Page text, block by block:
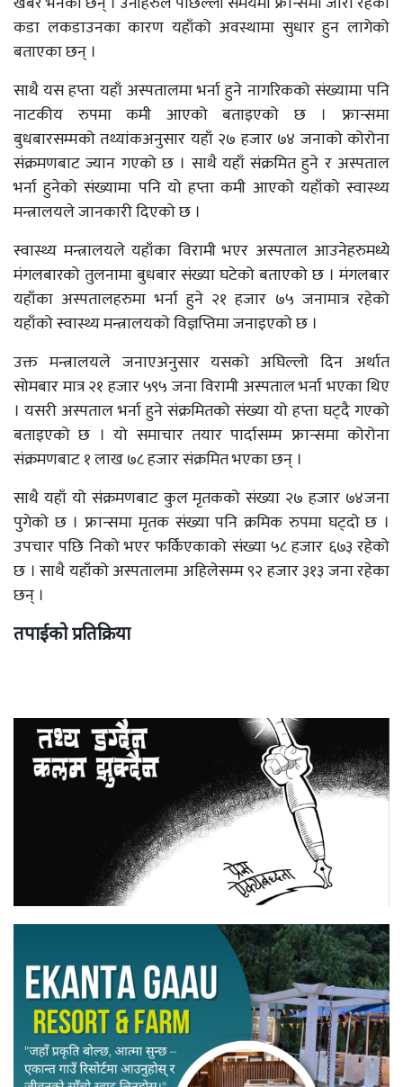
कडा लकडाउनका कारण यहाँको अवस्थामा सुधार हुन लागेको
बताएका छन् ।
साथै यस हप्ता यहाँ अस्पतालमा भर्ना हुने नागरिकको संख्यामा पनि
नाटकीय रुपमा कमी आएको बताइएको छ । फ्रान्समा
बुधबारसम्मको तथ्यांकअनुसार यहाँ २७ हजार ७४ जनाको कोरोना
संक्रमणबाट ज्यान गएको छ । साथै यहाँ संक्रमित हुने र अस्पताल
भर्ना हुनेको संख्यामा पनि यो हप्ता कमी आएको यहाँको स्वास्थ्य
मन्त्रालयले जानकारी दिएको छ ।
स्वास्थ्य मन्त्रालयले यहाँका विरामी भएर अस्पताल आउनेहरुमध्ये
मंगलबारको तुलनामा बुधबार संख्या घटेको बताएको छ । मंगलबार
यहाँका अस्पतालहरुमा भर्ना हुने २१ हजार ७५ जनामात्र रहेको
यहाँको स्वास्थ्य मन्त्रालयको विज्ञप्तिमा जनाइएको छ ।
उक्त मन्त्रालयले जनाएअनुसार यसको अघिल्लो दिन अर्थात
सोमबार मात्र २१ हजार ५९५ जना विरामी अस्पताल भर्ना भएका थिए
। यसरी अस्पताल भर्ना हुने संक्रमितको संख्या यो हप्ता घट्दै गएको
बताइएको छ । यो समाचार तयार पार्दासम्म फ्रान्समा कोरोना
संक्रमणबाट १ लाख ७८ हजार संक्रमित भएका छन् ।
साथै यहाँ यो संक्रमणबाट कुल मृतकको संख्या २७ हजार ७४जना
पुगेको छ । फ्रान्समा मृतक संख्या पनि क्रमिक रुपमा घट्दो छ ।
उपचार पछि निको भएर फर्किएकाको संख्या ५८ हजार ६७३ रहेको
छ । साथै यहाँको अस्पतालमा अहिलेसम्म ९२ हजार ३१३ जना रहेका
छन् ।
तपाईको प्रतिक्रिया